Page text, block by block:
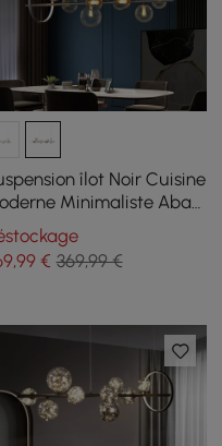
îlot Noir Cuisine
Minimaliste Abat-
Globe en Verre
,99€ 369,99 €